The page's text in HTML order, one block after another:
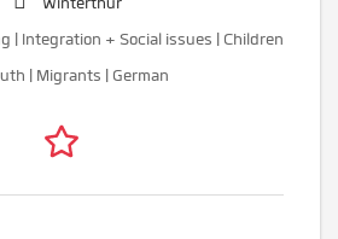
| Integration + Social issues | Children
| Migrants | German